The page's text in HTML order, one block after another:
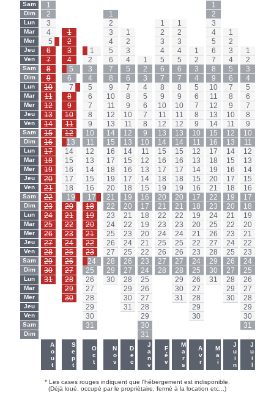
Sam
Dim
Lun
Mar
Mer
Jeu
Ven
Sam
Dim
Lun
Mar
Mer
Jeu
Ven
Sam
Dim
Lun
Mar
Mer
Jeu
Ven
Sam
Dim
Lun
Mar
Mer
Jeu
Ven
Sam
Dim
Lun
Mar
Mer
Jeu
Ven
Sam
Dim
1
2
3
4
5
6
7
8
9
10
11
12
13
14
15
16
17
18
19
20
21
22
23
24
25
26
27
28
29
30
31
Aout
1
2
3
4
5
6
7
8
9
10
11
12
13
14
15
16
17
18
19
20
21
22
23
24
25
26
27
28
29
30
Sept
1
2
3
4
5
6
7
8
9
10
11
12
13
14
15
16
17
18
19
20
21
22
23
24
25
26
27
28
29
30
31
Oct
1
2
3
4
5
6
7
8
9
10
11
12
13
14
15
16
17
18
19
20
21
22
23
24
25
26
27
28
29
30
Nov
1
2
3
4
5
6
7
8
9
10
11
12
13
14
15
16
17
18
19
20
21
22
23
24
25
26
27
28
29
30
31
Dec
1
2
3
4
5
6
7
8
9
10
11
12
13
14
15
16
17
18
19
20
21
22
23
24
25
26
27
28
29
30
31
Janv
1
2
3
4
5
6
7
8
9
10
11
12
13
14
15
16
17
18
19
20
21
22
23
24
25
26
27
28
Fév
1
2
3
4
5
6
7
8
9
10
11
12
13
14
15
16
17
18
19
20
21
22
23
24
25
26
27
28
29
30
31
Mars
1
2
3
4
5
6
7
8
9
10
11
12
13
14
15
16
17
18
19
20
21
22
23
24
25
26
27
28
29
30
Avr
1
2
3
4
5
6
7
8
9
10
11
12
13
14
15
16
17
18
19
20
21
22
23
24
25
26
27
28
29
30
31
Mai
1
2
3
4
5
6
7
8
9
10
11
12
13
14
15
16
17
18
19
20
21
22
23
24
25
26
27
28
29
30
Juin
1
2
3
4
5
6
7
8
9
10
11
12
13
14
15
16
17
18
19
20
21
22
23
24
25
26
27
28
29
30
31
Juil
* Les cases rouges indiquent que l'hébergement est indisponible.
(Déjà loué, occupé par le propriétaire, fermé à la location etc...)